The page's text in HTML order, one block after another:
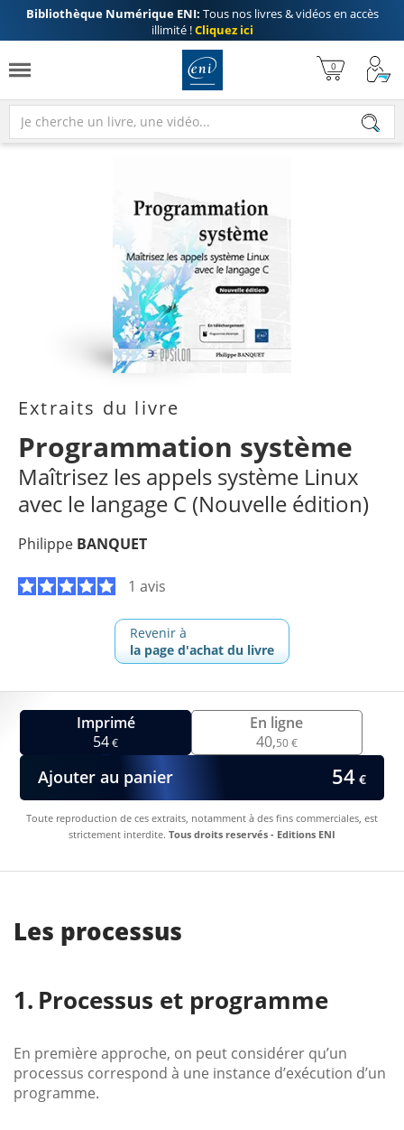
Bibliothèque Numérique ENI: Tous nos livres & vidéos en accès
illimité !Cliquez ici
Extraits du livre
Programmation système
Maîtrisez les appels système Linux
avec le langage C (Nouvelle édition)
Philippe BANQUET
1 avis
Revenir à
la page d'achat du livre
Imprimé
54€
En ligne
40,50 €
Ajouter au panier 54€
Toute reproduction de ces extraits, notamment à des fins commerciales, est
strictement interdite. Tous droits reservés - Editions ENI
Les processus
Processus et programme
En première approche, on peut considérer qu’un
processus correspond à une instance d’exécution d’un
programme.